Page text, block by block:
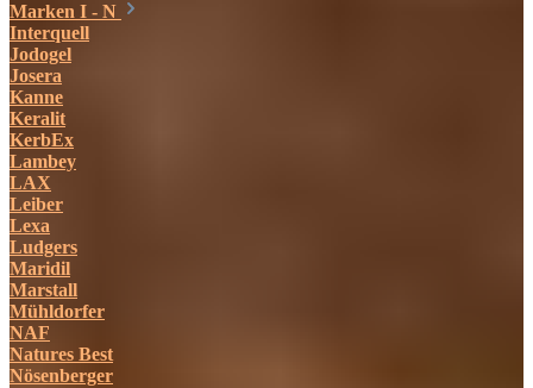
Marken I - N
Interquell
Jodogel
Josera
Kanne
Keralit
KerbEx
Lambey
LAX
Leiber
Lexa
Ludgers
Maridil
Marstall
Mühldorfer
NAF
Natures Best
Nösenberger